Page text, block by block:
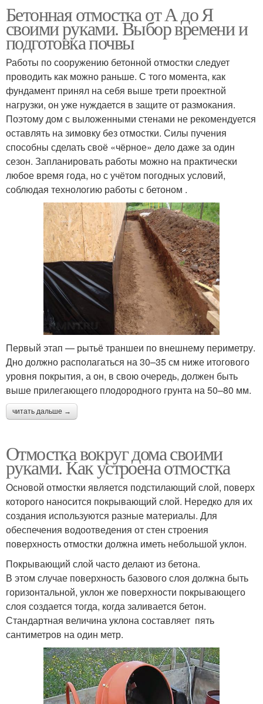
Бетонная отмостка от А до Я
своими руками. Выбор времени и
подготовка почвы
Работы по сооружению бетонной отмостки следует
проводить как можно раньше. С того момента, как
фундамент принял на себя выше трети проектной
нагрузки, он уже нуждается в защите от размокания.
Поэтому дом с выложенными стенами не рекомендуется
оставлять на зимовку без отмостки. Силы пучения
способны сделать своё «чёрное» дело даже за один
сезон. Запланировать работы можно на практически
любое время года, но с учётом погодных условий,
соблюдая технологию работы с бетоном .
Первый этап — рытьё траншеи по внешнему периметру.
Дно должно располагаться на 30–35 см ниже итогового
уровня покрытия, а он, в свою очередь, должен быть
выше прилегающего плодородного грунта на 50–80 мм.
читать дальше →
Отмостка вокруг дома своими
руками. Как устроена отмостка
Основой отмостки является подстилающий слой, поверх
которого наносится покрывающий слой. Нередко для их
создания используются разные материалы. Для
обеспечения водоотведения от стен строения
поверхность отмостки должна иметь небольшой уклон.
Покрывающий слой часто делают из бетона.
В этом случае поверхность базового слоя должна быть
горизонтальной, уклон же поверхности покрывающего
слоя создается тогда, когда заливается бетон.
Стандартная величина уклона составляет пять
сантиметров на один метр.